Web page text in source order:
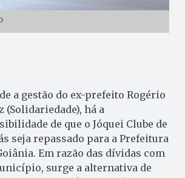
a gestão do ex-prefeito Rogério
(Solidariedade), há a
de que o Jóquei Clube de
seja repassado para a Prefeitura
Em razão das dívidas com
surge a alternativa de